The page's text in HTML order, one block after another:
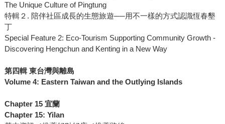
The Unique Culture of Pingtung
特輯２. 陪伴社區成長的生態旅遊──用不一樣的方式認識恆春墾
丁
Special Feature 2: Eco-Tourism Supporting Community Growth -
Discovering Hengchun and Kenting in a New Way
第四輯 東台灣與離島
Volume 4: Eastern Taiwan and the Outlying Islands
Chapter 15 宜蘭
Chapter 15: Yilan